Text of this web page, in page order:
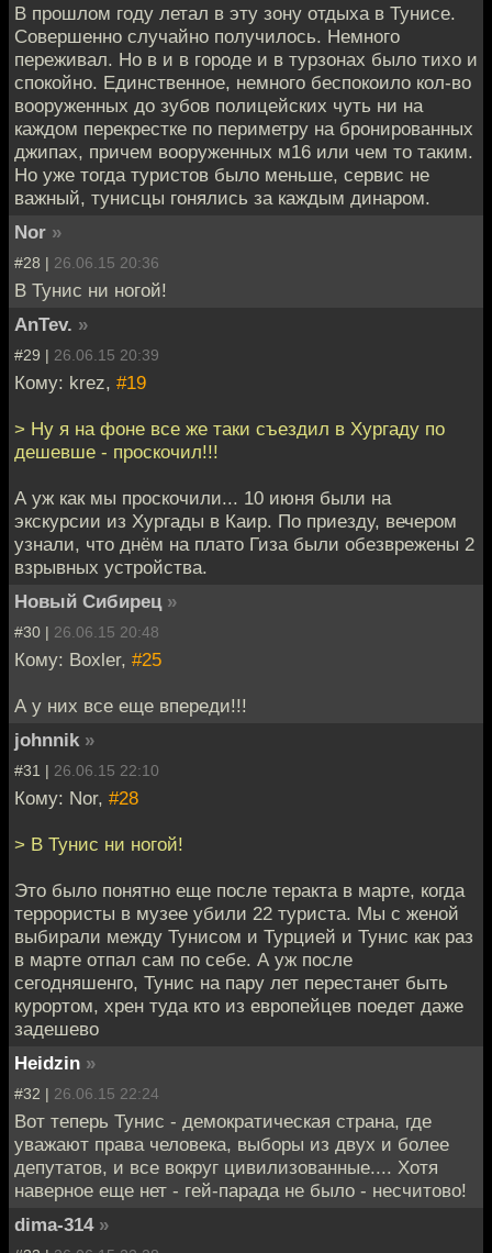
В прошлом году летал в эту зону отдыха в Тунисе.
Совершенно случайно получилось. Немного
переживал. Но в и в городе и в турзонах было тихо и
спокойно. Единственное, немного беспокоило кол-во
вооруженных до зубов полицейских чуть ни на
каждом перекрестке по периметру на бронированных
джипах, причем вооруженных м16 или чем то таким.
Но уже тогда туристов было меньше, сервис не
важный, тунисцы гонялись за каждым динаром.
Nor »
#28 | 26.06.15 20:36
В Тунис ни ногой!
AnTev. »
#29 | 26.06.15 20:39
Кому: krez, #19
> Ну я на фоне все же таки съездил в Хургаду по
дешевше - проскочил!!!
А уж как мы проскочили... 10 июня были на
экскурсии из Хургады в Каир. По приезду, вечером
узнали, что днём на плато Гиза были обезврежены 2
взрывных устройства.
Новый Сибирец »
#30 | 26.06.15 20:48
Кому: Boxler, #25
А у них все еще впереди!!!
johnnik »
#31 | 26.06.15 22:10
Кому: Nor, #28
> В Тунис ни ногой!
Это было понятно еще после теракта в марте, когда
террористы в музее убили 22 туриста. Мы с женой
выбирали между Тунисом и Турцией и Тунис как раз
в марте отпал сам по себе. А уж после
сегодняшенго, Тунис на пару лет перестанет быть
курортом, хрен туда кто из европейцев поедет даже
задешево
Heidzin »
#32 | 26.06.15 22:24
Вот теперь Тунис - демократическая страна, где
уважают права человека, выборы из двух и более
депутатов, и все вокруг цивилизованные.... Хотя
наверное еще нет - гей-парада не было - несчитово!
dima-314 »